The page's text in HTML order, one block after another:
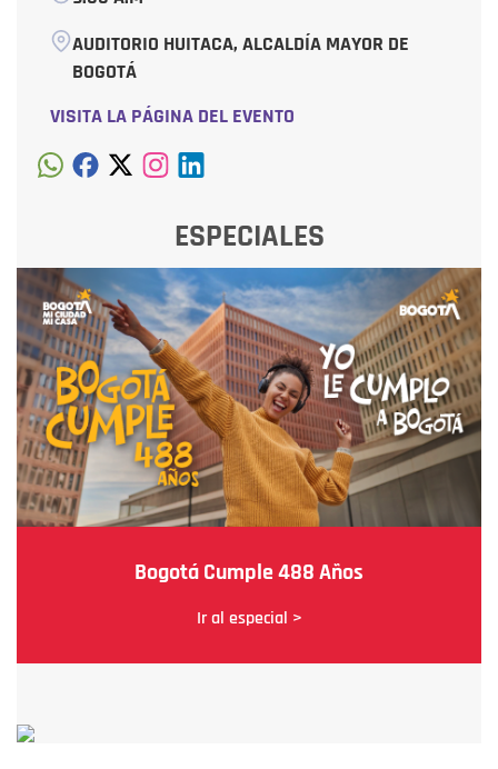
AUDITORIO HUITACA, ALCALDÍA MAYOR DE
BOGOTÁ
VISITA LA PÁGINA DEL EVENTO
ESPECIALES
Bogotá Cumple 488 Años
Ir al especial >